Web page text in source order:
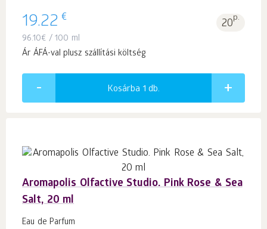
19.22 € 20p.
96.10€ / 100 ml
Ár ÁFÁ-val plusz szállítási költség
Kosárba 1 db.
Aromapolis Olfactive Studio. Pink Rose & Sea
Salt, 20 ml
Eau de Parfum